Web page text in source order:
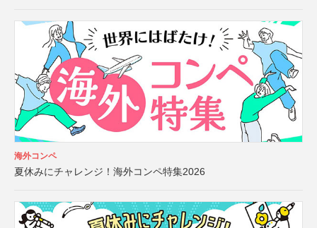
海外コンペ
夏休みにチャレンジ！海外コンペ特集2026